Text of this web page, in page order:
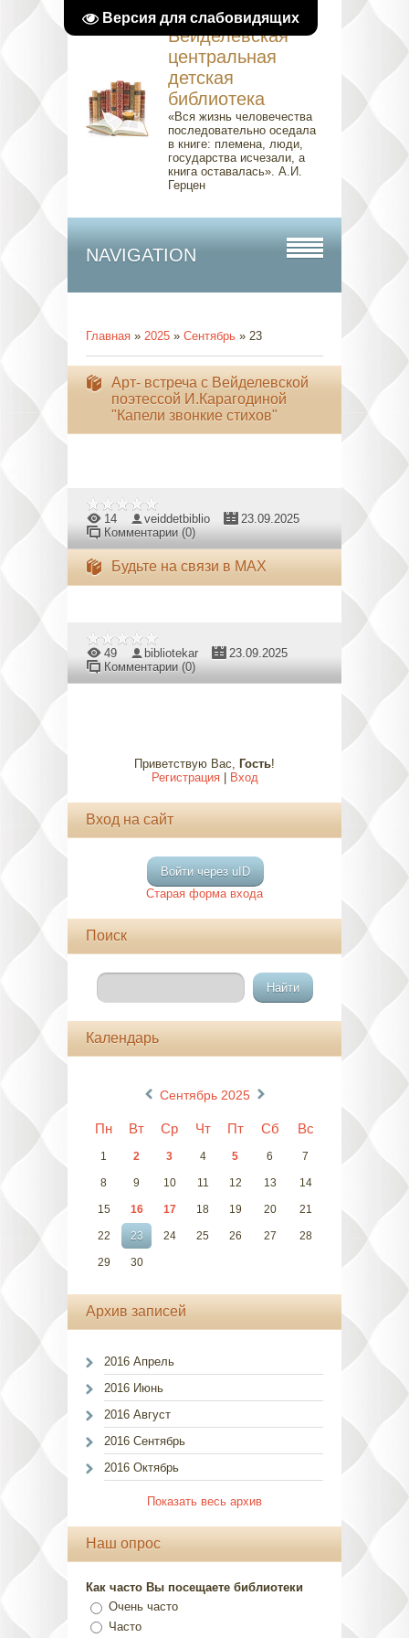
Версия для слабовидящих
Вейделевская
центральная
детская
библиотека
«Вся жизнь человечества
последовательно оседала
в книге: племена, люди,
государства исчезали, а
книга оставалась». А.И.
Герцен
NAVIGATION
Главная » 2025 » Сентябрь » 23
Арт- встреча с Вейделевской
поэтессой И.Карагодиной
"Капели звонкие стихов"
14 veiddetbiblio
23.09.2025
Комментарии (0)
Будьте на связи в MAX
49 bibliotekar
23.09.2025
Комментарии (0)
Приветствую Вас, Гость!
Регистрация| Вход
Вход на сайт
Войти через uID
Старая форма входа
Поиск
Календарь
« Сентябрь 2025 »
Пн Вт Ср Чт Пт Сб Вс
1 2 3 4 5 6 7
8 9 10 11 12 13 14
15 16 17 18 19 20 21
22 23 24 25 26 27 28
29 30
Архив записей
2016 Апрель
2016 Июнь
2016 Август
2016 Сентябрь
2016 Октябрь
Показать весь архив
Наш опрос
Как часто Вы посещаете библиотеки
Очень часто
Часто